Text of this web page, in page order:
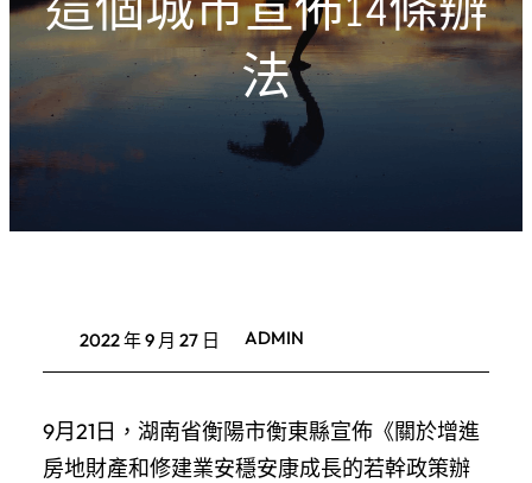
法
2022 年 9 月 27 日 ADMIN
9月21日，湖南省衡陽市衡東縣宣佈《關於增進
房地財產和修建業安穩安康成長的若幹政策辦